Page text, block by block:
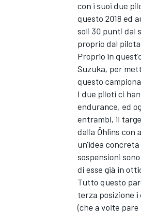
con i suoi due
questo 2018 ed
soli 30 punti dal
proprio dal
Proprio in
Suzuka, per
questo
I due piloti ci
endurance, ed
entrambi, il
dalla Öhlins con
un'idea
sospensioni
di esse già in
Tutto questo
terza posizione
(che a volte